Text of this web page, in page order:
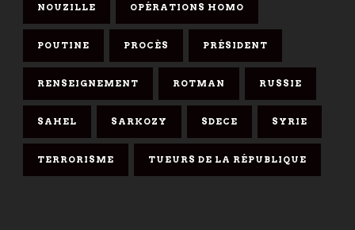
NOUZILLE OPÉRATIONS HOMO
POUTINE PROCÈS PRÉSIDENT
RENSEIGNEMENT ROTMAN RUSSIE
SAHEL SARKOZY SDECE SYRIE
TERRORISME TUEURS DE LA RÉPUBLIQUE